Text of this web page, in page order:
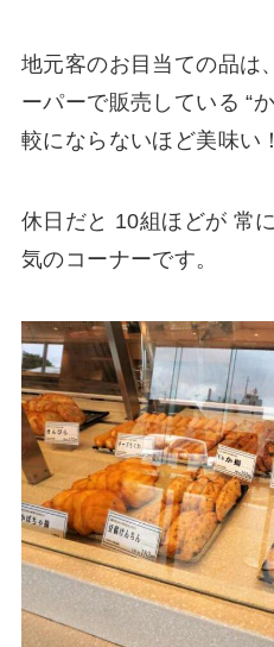
地元客のお目当ての品は
ーパーで販売している “
較にならないほど美味い！
休日だと 10組ほどが 常
気のコーナーです。